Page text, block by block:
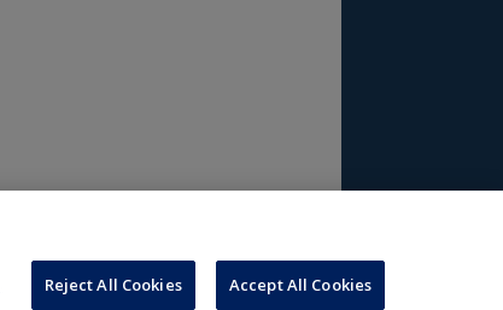
Reject All Cookies Accept All Cookies